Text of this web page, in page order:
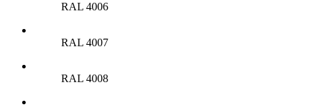
RAL 4006
RAL 4007
RAL 4008